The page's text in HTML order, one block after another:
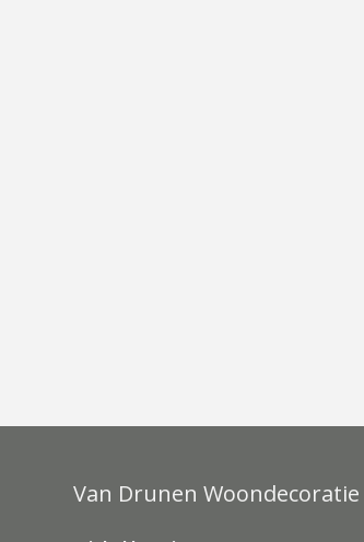
Van Drunen Woondecoratie